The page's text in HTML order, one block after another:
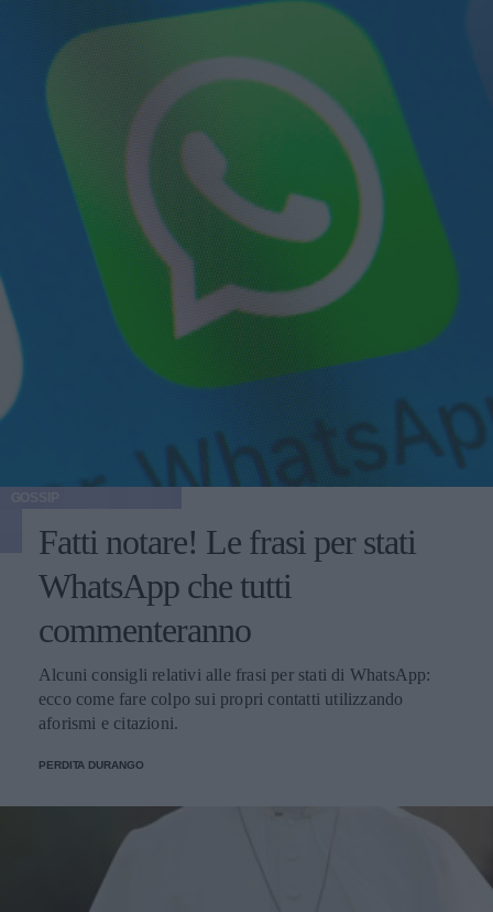
Fatti notare! Le frasi per stati
WhatsApp che tutti
commenteranno
Alcuni consigli relativi alle frasi per stati di WhatsApp:
ecco come fare colpo sui propri contatti utilizzando
aforismi e citazioni.
PERDITA DURANGO